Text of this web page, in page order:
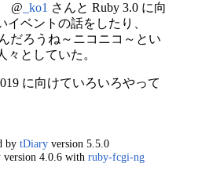
@ _ko1 さんと Ruby 3.0 に向
イベントの話をしたり、
だろうね～ニコニコ～とい
々としていた。
に向けていろいろやって
by tDiaryversion 5.5.0
version 4.0.6 with ruby-fcgi-ng